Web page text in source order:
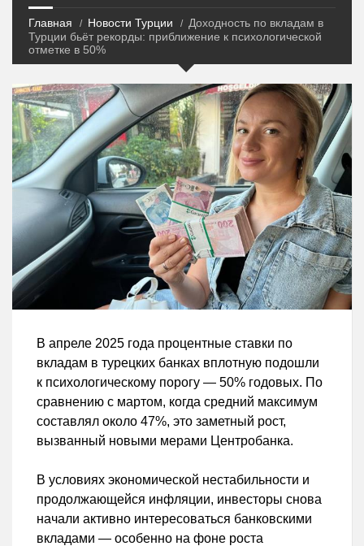
Главная Новости Турции
Доходность по вкладам в
Турции бьёт рекорды: приближение к психологической
отметке в 50%
В апреле 2025 года процентные ставки по
вкладам в турецких банках вплотную подошли
к психологическому порогу — 50% годовых. По
сравнению с мартом, когда средний максимум
составлял около 47%, это заметный рост,
вызванный новыми мерами Центробанка.
В условиях экономической нестабильности и
продолжающейся инфляции, инвесторы снова
начали активно интересоваться банковскими
вкладами — особенно на фоне роста